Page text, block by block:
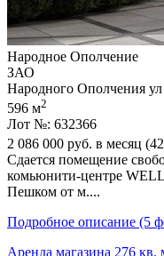
Народное Ополчение
ЗАО
Народного Ополчения ул
596 м2
Лот №: 632366
2 086 000 руб. в месяц
Сдается помещение
комьюнити-центре
Пешком от м....
Подробное описание (5
Аренда магазина 276